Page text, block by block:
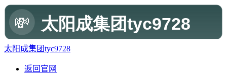
太阳成集团tyc9728
返回官网